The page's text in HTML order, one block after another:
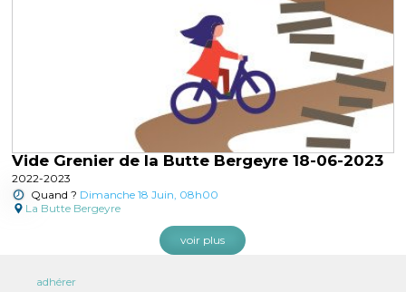
Vide Grenier de la Butte Bergeyre 18-06-2023
2022-2023
Quand ? Dimanche 18 Juin, 08h00
La Butte Bergeyre
voir plus
adhérer